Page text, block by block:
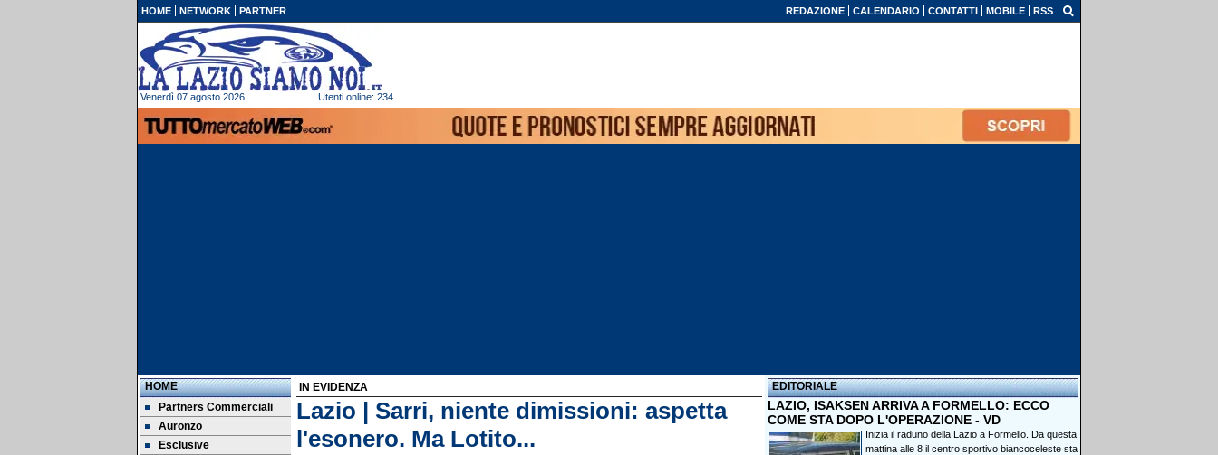
HOME NETWORK PARTNER REDAZIONE CALENDARIO CONTATTI MOBILE RSS
Venerdì 07 agosto 2026 Utenti online: 234
HOME
Partners Commerciali
Auronzo
Esclusive
IN EVIDENZA
Lazio | Sarri, niente dimissioni: aspetta
l'esonero. Ma Lotito...
EDITORIALE
LAZIO, ISAKSEN ARRIVA A FORMELLO: ECCO
COME STA DOPO L'OPERAZIONE - VD
Inizia il raduno della Lazio a Formello. Da questa
mattina alle 8 il centro sportivo biancoceleste sta